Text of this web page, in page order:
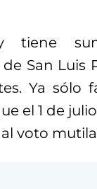
tiene
San Luis
Ya sólo
el 1 de
voto